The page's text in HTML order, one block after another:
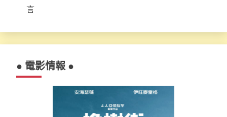
言
● 電影情報 ●